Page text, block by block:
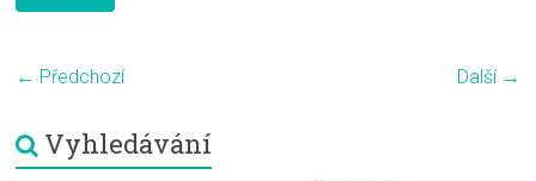
← Předchozí Další →
Vyhledávání